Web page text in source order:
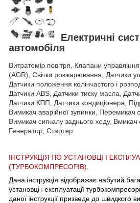
Електричні
автомобіля
Витратомір повітря, Клапани
(AGR), Свічки розжарювання, Датчики
Датчики положення колінчастого і
Датчики ABS, Датчики тиску масла,
Датчики КПП, Датчики кондиціонера,
Вимикач аварійної зупинки, Перемикач
Вимикач сигналу заднього ходу, Вмикач
Генератор, Стартер
ІНСТРУКЦІЯ ПО УСТАНОВЦІ І
(ТУРБОКОМПРЕСОРІВ).
Дана інструкція відображає набутий
установці і експлуатації
даної інструкції призведе до швидкого